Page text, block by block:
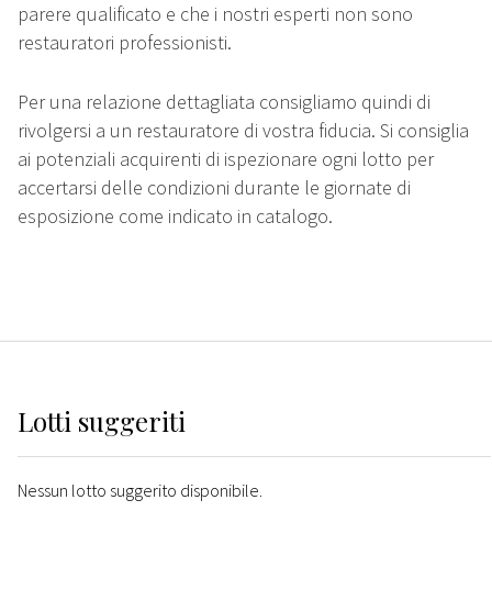
parere qualificato e che i nostri esperti non sono
restauratori professionisti.
Per una relazione dettagliata consigliamo quindi di
rivolgersi a un restauratore di vostra fiducia. Si consiglia
ai potenziali acquirenti di ispezionare ogni lotto per
accertarsi delle condizioni durante le giornate di
esposizione come indicato in catalogo.
Lotti suggeriti
Nessun lotto suggerito disponibile.